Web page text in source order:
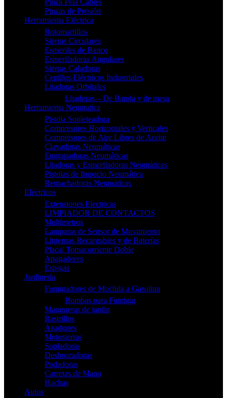
Pinza Pela Cables
Pinzas de Presión
Herramienta Eléctrica
Rotomartillos
Sierras Circulares
Esmeriles de Banco
Esmeriladoras Angulares
Sierras Caladoras
Cepillos Eléctricos Industriales
Lijadoras Orbitales
Lijadoras – De Banda y de mesa
Herramienta Neumatica
Pistola Sopleteadora
Compresores Horizontales y Verticales
Compresores de Aire Libres de Aceite
Clavadoras Neumáticas
Engrapadoras Neumáticas
Lijadoras y Esmeriladoras Neumáticas
Pistolas de Impacto Neumática
Remachadoras Neumáticas
Eléctricos
Extensiones Electricas
LIMPIADOR DE CONTACTOS
Multímetros
Lamparas de Sensor de Movimiento
Linternas Recargables y de Baterías
Placa/ Tomacorriente Doble
Apagadores
Espigas
Jardinería
Fumigadores de Mochila a Gasolina
Bombas para Fumigar
Mangueras de jardín
Rastrillos
Azadones
Motosierras
Sopladoras
Desbrozadoras
Podadoras
Carretas de Mano
Hachas
Autos